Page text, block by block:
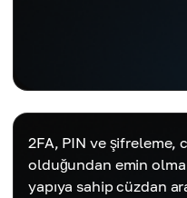
2FA, PIN ve şifreleme,
olduğundan emin
yapıya sahip cüzdan